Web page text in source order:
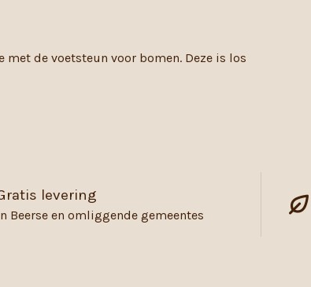
de voetsteun voor bomen. Deze is los
levering
Beerse en omliggende gemeentes